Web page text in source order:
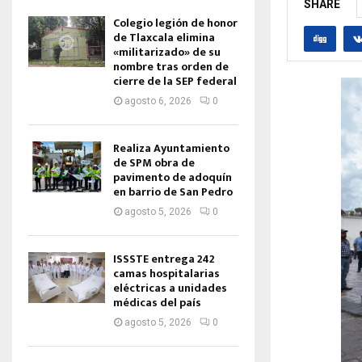
SHARE
Colegio legión de honor
de Tlaxcala elimina
«militarizado» de su
nombre tras orden de
cierre de la SEP federal
agosto 6, 2026 0
Realiza Ayuntamiento
de SPM obra de
pavimento de adoquín
en barrio de San Pedro
agosto 5, 2026 0
ISSSTE entrega 242
camas hospitalarias
eléctricas a unidades
médicas del país
agosto 5, 2026 0